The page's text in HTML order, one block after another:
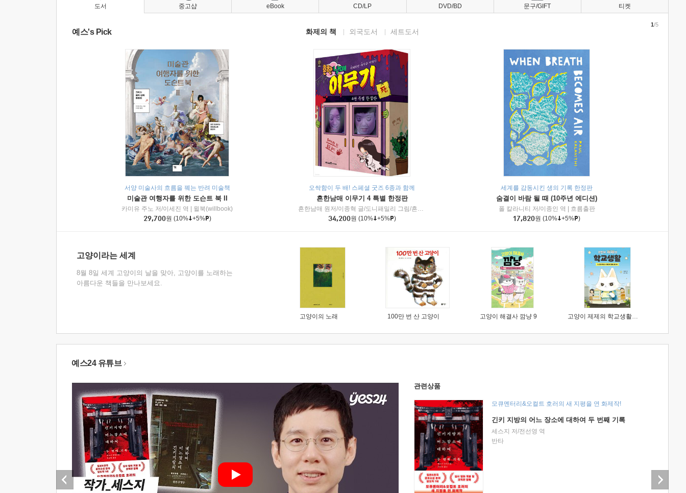
도서
예스's Pick 화제의 책 외국도서 세트도서
서양 미술사의 흐름을 꿰는 반려 미술책
미술관 여행자를 위한 도슨트 북 II
카미유 주노 저/이세진 역
윌북(willbook)
29,700원 (10% +5% )
오싹함이 두 배! 스페셜 굿즈 6종과 함께
흔한남매 이무기 4 특별 한정판
흔한남매 원저/이종혁 글/도니패밀리 그림/흔한컴퍼니 감수
미래엔아이세움
34,200원 (10% +5% )
세계를 감동시킨 생의 기록 한정판
숨결이 바람 될 때 (10주년 에디션)
폴 칼라니티 저/이종인 역
흐름출판
17,820원 (10% +5% )
1/5
고양이라는 세계
8월 8일 세계 고양이의 날을 맞아, 고양이를 노래하는
아름다운 책들을 만나보세요.
고양이의 노래 100만 번 산 고양이 고양이 해결사 깜냥 9 고양이 제제의 학교생활 1 : 초등학생이 이렇게 힘들 줄이야
중고샵 eBook CD/LP DVD/BD 문구/GIFT 티켓
예스24 유튜브
관련상품
모큐멘터리&오컬트 호러의 새 지평을 연 화제작!
긴키 지방의 어느 장소에 대하여 두 번째 기록
세스지 저/전선영 역
반타